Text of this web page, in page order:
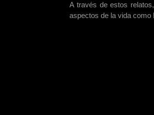
A través de estos
aspectos de la vida como